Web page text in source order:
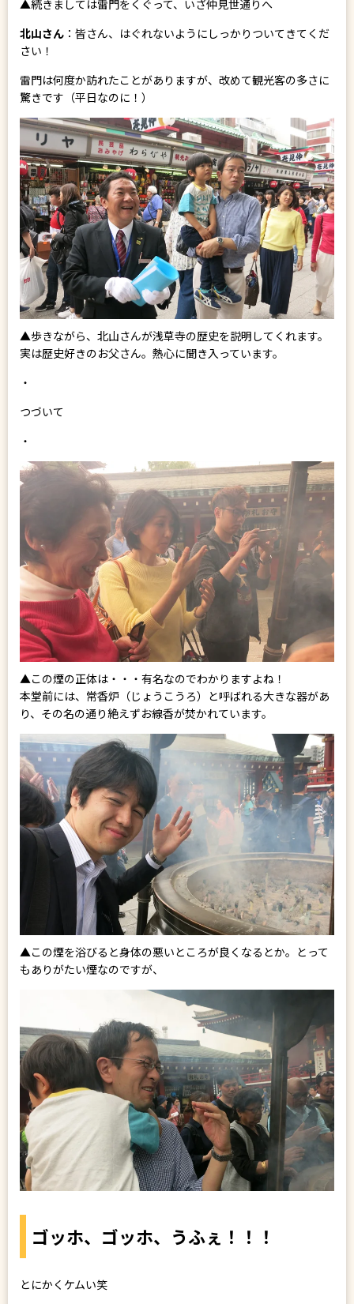
▲続きましては雷門をくぐって、いざ仲見世通りへ
北山さん ：皆さん、はぐれないようにしっかりついてきてくだ
さい！
雷門は何度か訪れたことがありますが、改めて観光客の多さに
驚きです（平日なのに！）
▲歩きながら、北山さんが浅草寺の歴史を説明してくれます。
実は歴史好きのお父さん。熱心に聞き入っています。
・
つづいて
・
▲この煙の正体は・・・有名なのでわかりますよね！
本堂前には、常香炉（じょうこうろ）と呼ばれる大きな器があ
り、その名の通り絶えずお線香が焚かれています。
▲この煙を浴びると身体の悪いところが良くなるとか。とって
もありがたい煙なのですが、
ゴッホ、ゴッホ、うふぇ！！！
とにかくケムい笑